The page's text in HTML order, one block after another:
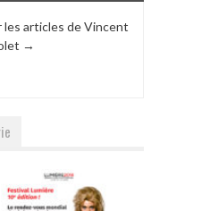
les articles de Vincent
→